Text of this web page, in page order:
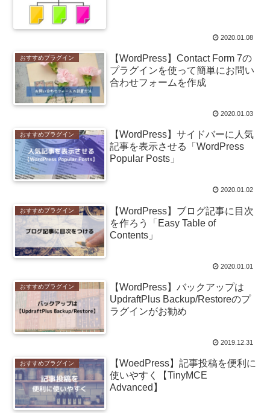
2020.01.08
おすすめプラグイン
【WordPress】Contact Form 7の
プラグインを使って簡単にお問い
合わせフォームを作成
2020.01.03
おすすめプラグイン
【WordPress】サイドバーに人気
記事を表示させる「WordPress
Popular Posts」
2020.01.02
おすすめプラグイン
【WordPress】ブログ記事に目次
を作ろう「Easy Table of
Contents」
2020.01.01
おすすめプラグイン
【WordPress】バックアップは
UpdraftPlus Backup/Restoreのプ
ラグインがお勧め
2019.12.31
おすすめプラグイン
【WoedPress】記事投稿を便利に
使いやすく【TinyMCE
Advanced】